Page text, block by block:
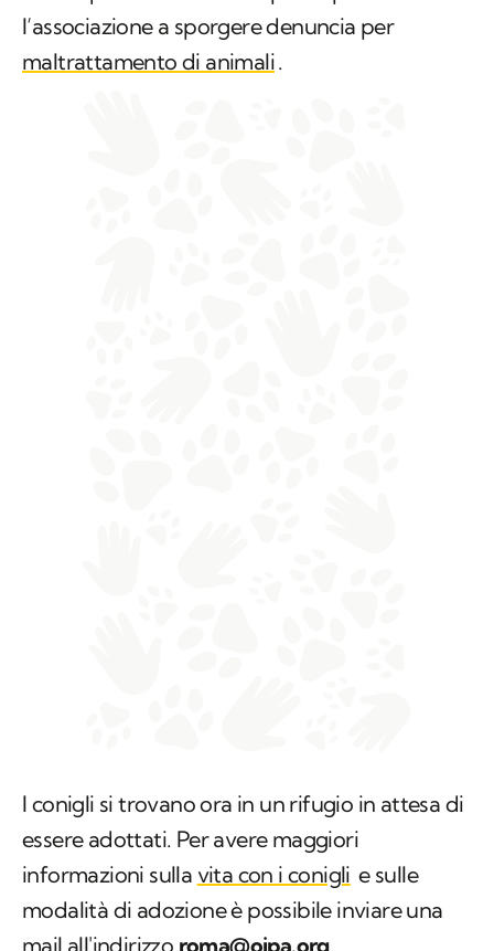
l’associazione a sporgere denuncia per
maltrattamento di animali.
I conigli si trovano ora in un rifugio in attesa di
essere adottati. Per avere maggiori
informazioni sulla vita con i conigli e sulle
modalità di adozione è possibile inviare una
mail all'indirizzo roma@oipa.org.